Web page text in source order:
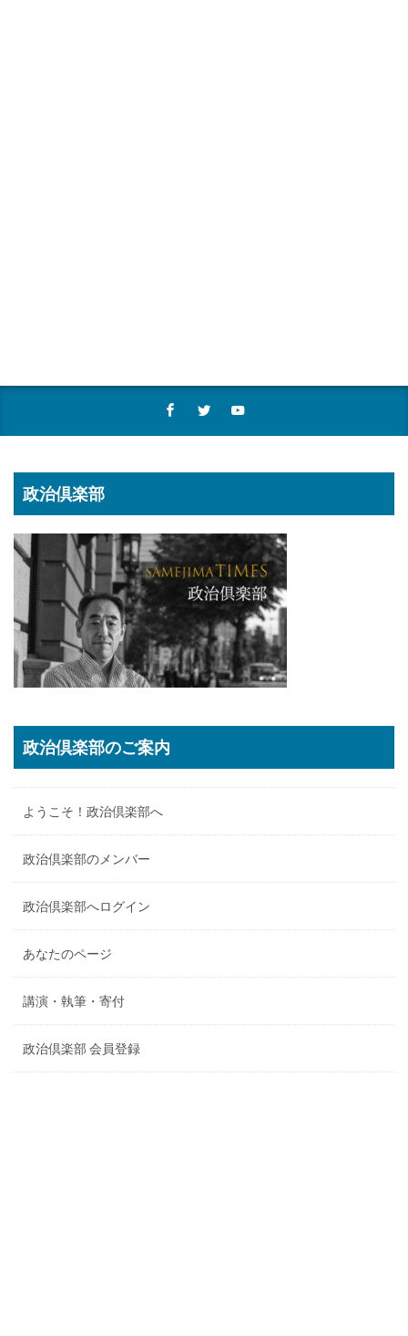
政治倶楽部
政治倶楽部のご案内
ようこそ！政治倶楽部へ
政治倶楽部のメンバー
政治倶楽部へログイン
あなたのページ
講演・執筆・寄付
政治倶楽部 会員登録